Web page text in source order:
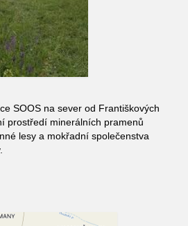
SOOS na sever od Františkových
prostředí minerálních pramenů
lesy a mokřadní společenstva